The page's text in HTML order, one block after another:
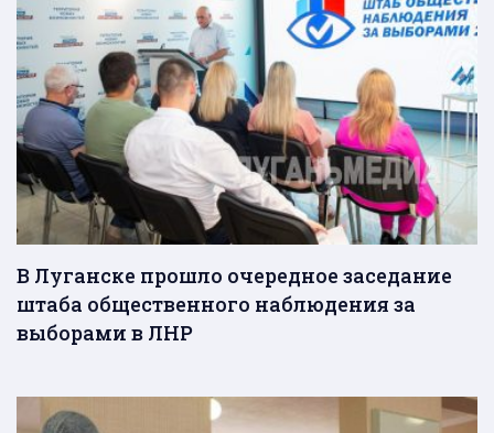
В Луганске прошло очередное заседание
штаба общественного наблюдения за
выборами в ЛНР